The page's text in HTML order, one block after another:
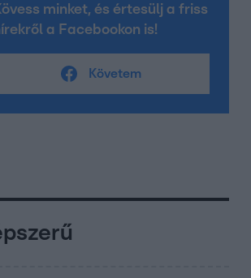
minket, és értesülj a friss
a Facebookon is!
Követem